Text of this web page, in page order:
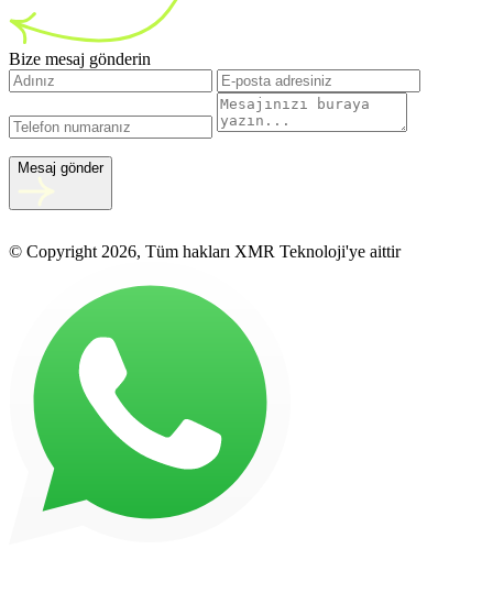
Bize mesaj gönderin
Mesaj gönder
© Copyright 2026, Tüm hakları XMR Teknoloji'ye aittir